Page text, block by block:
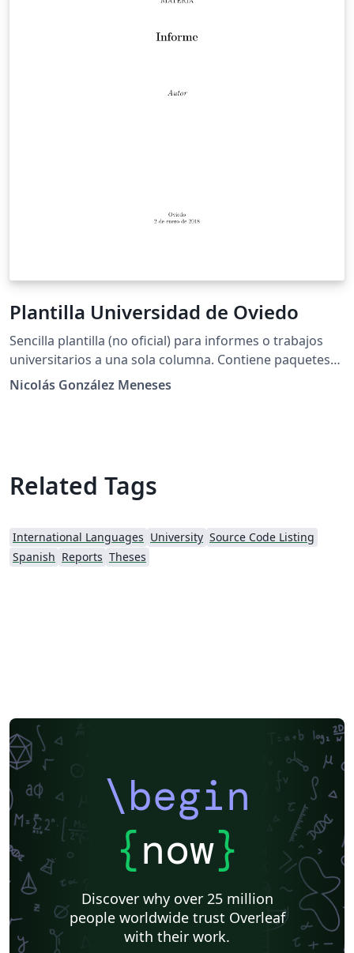
Plantilla Universidad de Oviedo
Sencilla plantilla (no oficial) para informes o trabajos
universitarios a una sola columna. Contiene paquetes
para la inserción de gráficos e imágenes, así como de
portada muestra el escudo de la Universidad de
Oviedo.
Nicolás González Meneses
Related Tags
International Languages University Source Code Listing
Spanish Reports Theses
\begin
{now}
Discover why over 25 million
people worldwide trust Overleaf
with their work.